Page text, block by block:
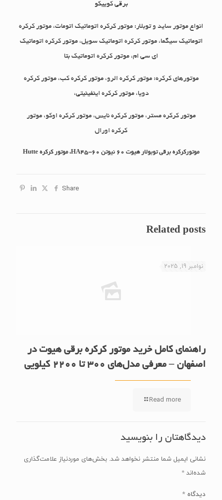
برقی کوییکو
انواع موتور ساید و توبلار: موتور کرکره اتوماتیک اتومات، موتور کرکره
اتوماتیک سیگما، موتور کرکره اتوماتیک سویل، موتور کرکره اتوماتیک
ای سی ام، موتور کرکره اتوماتیک بتا
موتورهای کرکره: موتور کرکره الرو، موتور کرکره کب، موتور کرکره
دویا، موتور کرکره اینفینیتی،
موتور کرکره مستر، موتور کرکره نایس، موتور کرکره اوکو، موتور
کرکره اورال
موتورکرکره برقی توبولار هیوت 60 نیوتن HA45-60، موتور کرکره Hutte
Share
Related posts
نوامبر 19, 2025
راهنمای کامل خرید موتور کرکره برقی هیوت در
اصفهان – معرفی مدل‌های 300 تا 2200 کیلویی
Read more
دیدگاهتان را بنویسید
نشانی ایمیل شما منتشر نخواهد شد. بخش‌های موردنیاز علامت‌گذاری
شده‌اند *
دیدگاه *